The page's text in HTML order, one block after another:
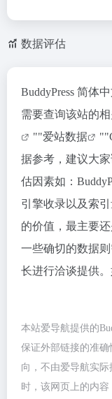
数据评估
BuddyPress 简体
需要查询该站的
""爱站数据 ""
据参考，建议大
估因素如：
引擎收录以及索
的价值，最主要
一些确切的数据
长进行洽谈提供
本站爱导航提供的
保证外部链接的准
向，不由爱导航实际
时，该网页上的内